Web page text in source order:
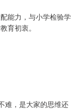
能力，与小学检验学
育初衷。
难，是大家的思维还